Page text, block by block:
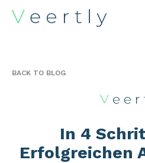
BACK TO BLOG
In 4
Erfolgreichen